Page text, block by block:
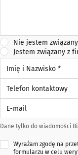
Nie jestem
Jestem związany z
Imię i Nazwisko *
Telefon kontaktowy
Dane tylko do wiadomości
Wyrażam zgodę na
formularzu w celu